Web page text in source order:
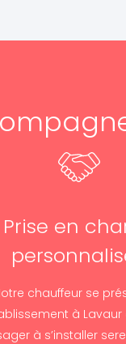
Prise en
chauffeur se
à
à s’installer